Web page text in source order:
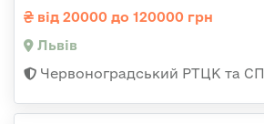
від 20000 до 120000 грн
Львів
Червоноградський РТЦК та СП